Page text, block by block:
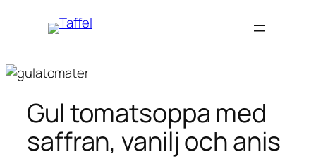
Gul tomatsoppa med
saffran, vanilj och anis